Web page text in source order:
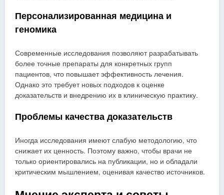
Персонализированная медицина и
геномика
Современные исследования позволяют разрабатывать
более точные препараты для конкретных групп
пациентов, что повышает эффективность лечения.
Однако это требует новых подходов к оценке
доказательств и внедрению их в клиническую практику.
Проблемы качества доказательств
Иногда исследования имеют слабую методологию, что
снижает их ценность. Поэтому важно, чтобы врачи не
только ориентировались на публикации, но и обладали
критическим мышлением, оценивая качество источников.